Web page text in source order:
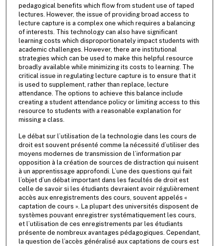
pedagogical benefits which flow from student use of taped
lectures. However, the issue of providing broad access to
lecture capture is a complex one which requires a balancing
of interests. This technology can also have significant
learning costs which disproportionately impact students with
academic challenges. However, there are institutional
strategies which can be used to make this helpful resource
broadly available while minimizing its costs to learning. The
critical issue in regulating lecture capture is to ensure that it
is used to supplement, rather than replace, lecture
attendance. The options to achieve this balance include
creating a student attendance policy or limiting access to this
resource to students with a reasonable explanation for
missing a class.
Le débat sur l’utilisation de la technologie dans les cours de
droit est souvent présenté comme la nécessité d’utiliser des
moyens modernes de transmission de l’information par
opposition à la création de sources de distraction qui nuisent
à un apprentissage approfondi. L’une des questions qui fait
l’objet d’un débat important dans les facultés de droit est
celle de savoir si les étudiants devraient avoir régulièrement
accès aux enregistrements des cours, souvent appelés «
captation de cours ». La plupart des universités disposent de
systèmes pouvant enregistrer systématiquement les cours,
et l’utilisation de ces enregistrements par les étudiants
présente de nombreux avantages pédagogiques. Cependant,
la question de l’accès généralisé aux captations de cours est